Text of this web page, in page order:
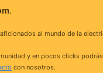
.
al mundo de la
y en pocos clicks
con nosotros.